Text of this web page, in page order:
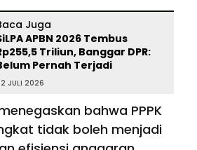
Juga
APBN 2026 Tembus
Triliun, Banggar DPR:
Pernah Terjadi
JULI 2026
bahwa PPPK
tidak boleh menjadi